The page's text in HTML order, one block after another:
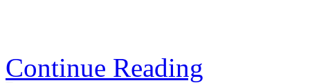
Continue Reading